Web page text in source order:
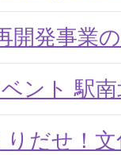
開発事業
ベント 駅
りだせ！